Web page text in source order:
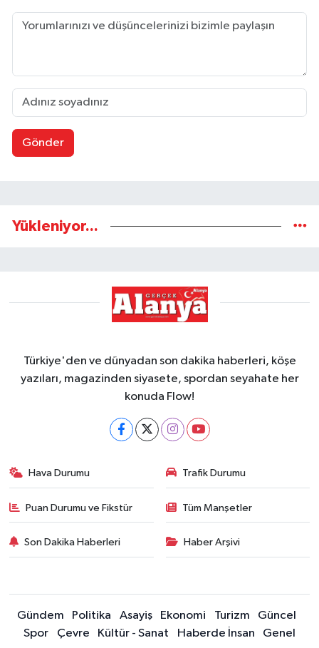
Gönder
Yükleniyor...
Türkiye'den ve dünyadan son dakika haberleri, köşe
yazıları, magazinden siyasete, spordan seyahate her
konuda Flow!
Hava Durumu Trafik Durumu
Puan Durumu ve Fikstür Tüm Manşetler
Son Dakika Haberleri Haber Arşivi
Gündem Politika Asayiş Ekonomi Turizm
Güncel
Spor
Çevre Kültür - Sanat Haberde İnsan Genel